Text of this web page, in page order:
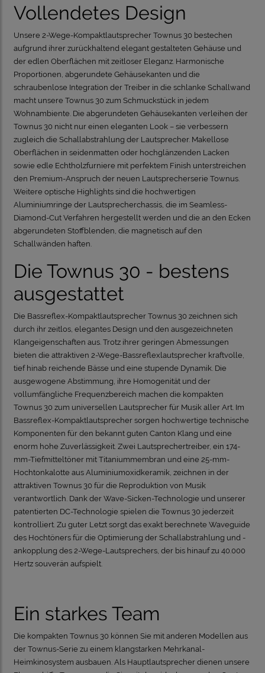
Vollendetes Design
Unsere 2-Wege-Kompaktlautsprecher Townus 30 bestechen
aufgrund ihrer zurückhaltend elegant gestalteten Gehäuse und
der edlen Oberflächen mit zeitloser Eleganz. Harmonische
Proportionen, abgerundete Gehäusekanten und die
schraubenlose Integration der Treiber in die schlanke Schallwand
macht unsere Townus 30 zum Schmuckstück in jedem
Wohnambiente. Die abgerundeten Gehäusekanten verleihen der
Townus 30 nicht nur einen eleganten Look – sie verbessern
zugleich die Schallabstrahlung der Lautsprecher. Makellose
Oberflächen in seidenmatten oder hochglänzenden Lacken
sowie edle Echtholzfurniere mit perfektem Finish unterstreichen
den Premium-Anspruch der neuen Lautsprecherserie Townus.
Weitere optische Highlights sind die hochwertigen
Aluminiumringe der Lautsprecherchassis, die im Seamless-
Diamond-Cut Verfahren hergestellt werden und die an den Ecken
abgerundeten Stoffblenden, die magnetisch auf den
Schallwänden haften
Die Townus 30 - bestens
ausgestattet
Die Bassreflex-Kompaktlautsprecher Townus 30 zeichnen sich
durch ihr zeitlos, elegantes Design und den ausgezeichneten
Klangeigenschaften aus. Trotz ihrer geringen Abmessungen
bieten die attraktiven 2-Wege-Bassreflexlautsprecher kraftvolle,
tief hinab reichende Bässe und eine stupende Dynamik. Die
ausgewogene Abstimmung, ihre Homogenität und der
vollumfängliche Frequenzbereich machen die kompakten
Townus 30 zum universellen Lautsprecher für Musik aller Art. Im
Bassreflex-Kompaktlautsprecher sorgen hochwertige technische
Komponenten für den bekannt guten Canton Klang und eine
enorm hohe Zuverlässigkeit. Zwei Lautsprechertreiber, ein 174-
mm-Tiefmitteltöner mit Titaniummembran und eine 25-mm-
Hochtonkalotte aus Aluminiumoxidkeramik, zeichnen in der
attraktiven Townus 30 für die Reproduktion von Musik
verantwortlich. Dank der Wave-Sicken-Technologie und unserer
patentierten DC-Technologie spielen die Townus 30 jederzeit
kontrolliert. Zu guter Letzt sorgt das exakt berechnete Waveguide
des Hochtöners für die Optimierung der Schallabstrahlung und -
ankopplung des 2-Wege-Lautsprechers, der bis hinauf zu 40.000
Hertz souverän aufspielt
Ein starkes Team
Die kompakten Townus 30 können Sie mit anderen Modellen aus
der Townus-Serie zu einem klangstarken Mehrkanal-
Heimkinosystem ausbauen. Als Hauptlautsprecher dienen unsere